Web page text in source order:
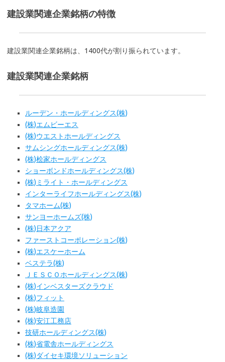
建設業関連企業銘柄の特徴
建設業関連企業銘柄は、1400代が割り振られています。
建設業関連企業銘柄
ルーデン・ホールディングス(株)
(株)エムビーエス
(株)ウエストホールディングス
サムシングホールディングス(株)
(株)桧家ホールディングス
ショーボンドホールディングス(株)
(株)ミライト・ホールディングス
インターライフホールディングス(株)
タマホーム(株)
サンヨーホームズ(株)
(株)日本アクア
ファーストコーポレーション(株)
(株)エスケーホーム
ベステラ(株)
ＪＥＳＣＯホールディングス(株)
(株)インベスターズクラウド
(株)フィット
(株)岐阜造園
(株)安江工務店
技研ホールディングス(株)
(株)省電舎ホールディングス
(株)ダイセキ環境ソリューション